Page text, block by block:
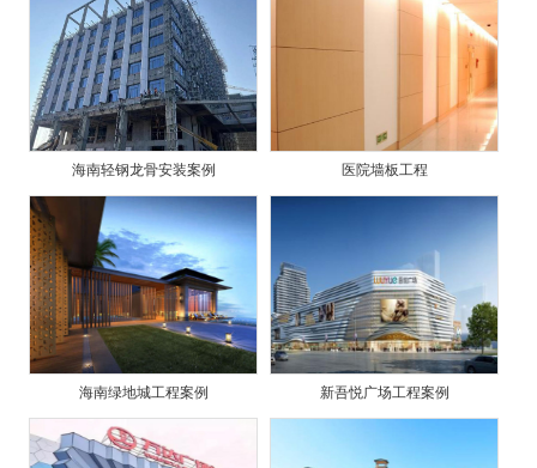
海南轻钢龙骨安装案例 医院墙板工程
海南绿地城工程案例 新吾悦广场工程案例